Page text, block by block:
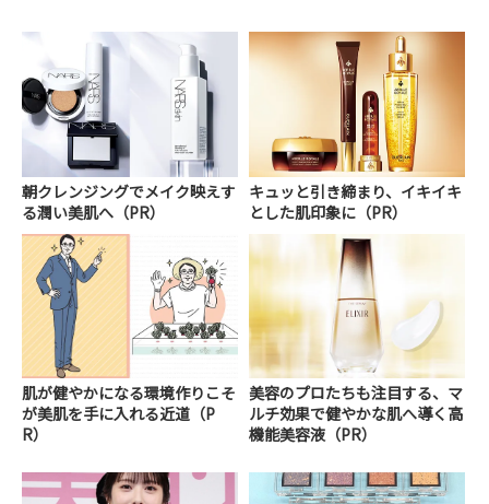
朝クレンジングでメイク映えす
る潤い美肌へ（PR）
キュッと引き締まり、イキイキ
とした肌印象に（PR）
肌が健やかになる環境作りこそ
が美肌を手に入れる近道（P
R）
美容のプロたちも注目する、マ
ルチ効果で健やかな肌へ導く高
機能美容液（PR）